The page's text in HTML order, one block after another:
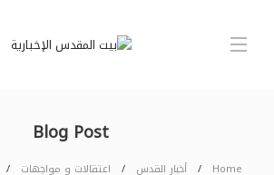
Blog Post
Home أخبار القدس اعتقالات و مواجهات